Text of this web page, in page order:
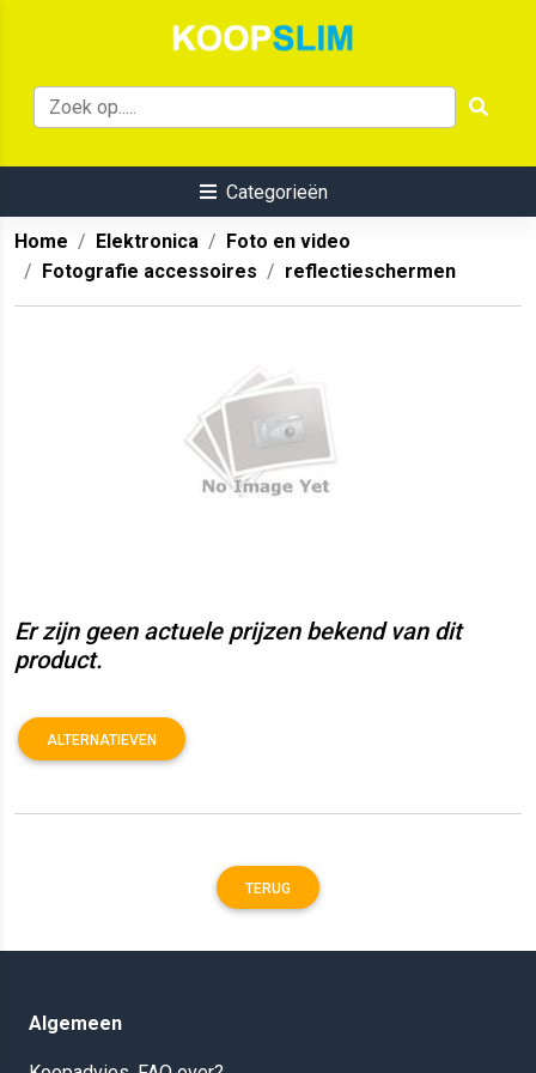
Categorieën
Home Elektronica
Foto en video
Fotografie accessoires
reflectieschermen
Er zijn geen actuele prijzen bekend van dit
product.
ALTERNATIEVEN
TERUG
Algemeen